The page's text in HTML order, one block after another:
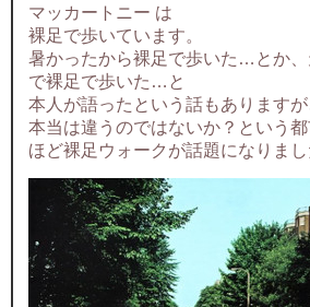
マッカートニー は
裸足で歩いています。
暑かったから裸足で歩いた…とか
で裸足で歩いた…と
本人が語ったという話もありますが
本当は違うのではないか？という
ほど裸足ウォークが話題になりまし